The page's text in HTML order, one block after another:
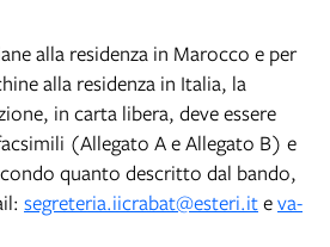
alla residenza in Marocco e per
alla residenza in Italia, la
in carta libera, deve essere
(Allegato A e Allegato B) e
quanto descritto dal bando,
segreteria.iicrabat@esteri.iteva-